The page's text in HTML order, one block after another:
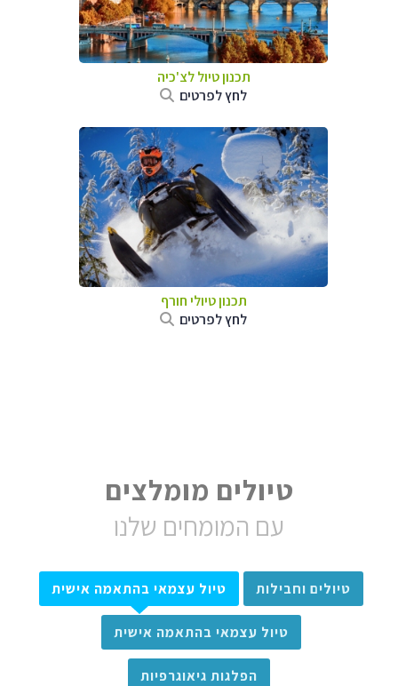
תכנון טיול לצ'כיה
לחץ לפרטים
תכנון טיולי חורף
לחץ לפרטים
טיולים מומלצים
עם המומחים שלנו
טיולים וחבילות טיול עצמאי בהתאמה אישית
טיול עצמאי בהתאמה אישית
הפלגות גיאוגרפיות